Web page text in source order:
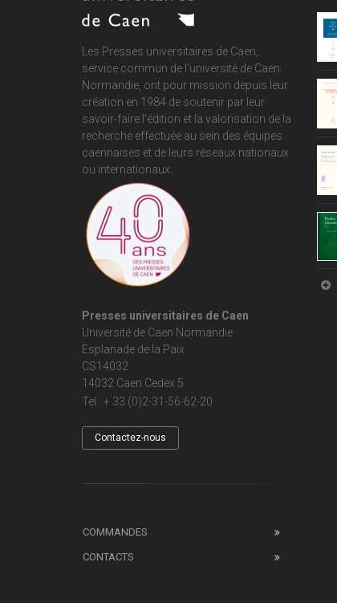
Les Presses universitaires de Caen,
service commun de l'université de Caen
Normandie, ont pour mission depuis leur
création en 1984 de soutenir par leur
savoir-faire l'édition et la valorisation de la
recherche effectuée au sein des équipes
caennaises et de leurs réseaux nationaux
ou internationaux.
Presses universitaires de Caen
Université de Caen Normandie
Esplanade de la Paix
CS14032
14032 Caen Cedex 5
Tel : + 33 (0)2-31-56-62-20
Contactez-nous
COMMANDES
CONTACTS